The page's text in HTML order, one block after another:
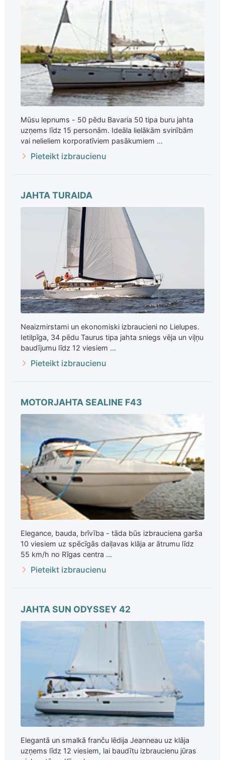
Mūsu lepnums - 50 pēdu Bavaria 50 tipa buru jahta
uzņems līdz 15 personām. Ideāla lielākām svinībām
vai nelieliem korporatīviem pasākumiem ...
Pieteikt izbraucienu
JAHTA TURAIDA
Neaizmirstami un ekonomiski izbraucieni no Lielupes.
Ietilpīga, 34 pēdu Taurus tipa jahta sniegs vēja un viļņu
baudījumu līdz 12 viesiem ...
Pieteikt izbraucienu
MOTORJAHTA SEALINE F43
Elegance, bauda, brīvība - tāda būs izbrauciena garša
10 viesiem uz spēcīgās daiļavas klāja ar ātrumu līdz
55 km/h no Rīgas centra ...
Pieteikt izbraucienu
JAHTA SUN ODYSSEY 42
Elegantā un smalkā franču lēdija Jeanneau uz klāja
uzņems līdz 12 viesiem, lai baudītu izbraucienu jūras